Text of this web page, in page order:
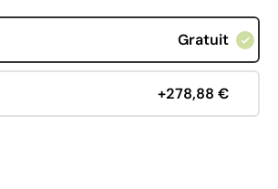
Gratuit
+278,88 €